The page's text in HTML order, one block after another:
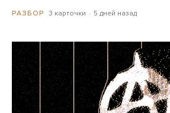
РАЗБОР 3 карточки 5 дней назад